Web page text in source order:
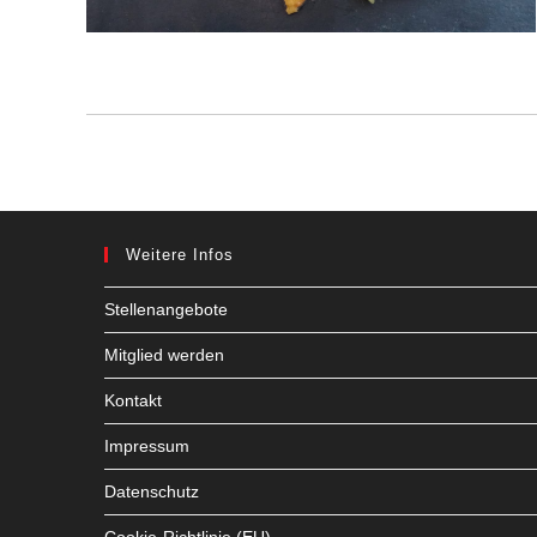
Weitere Infos
Stellenangebote
Mitglied werden
Kontakt
Impressum
Datenschutz